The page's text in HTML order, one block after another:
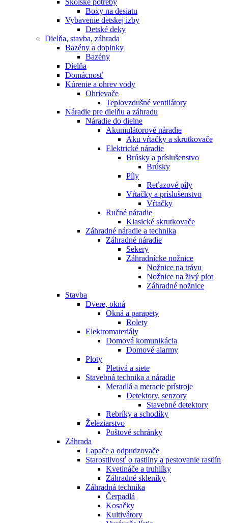
Školské potreby
Boxy na desiatu
Vybavenie detskej izby
Detské deky
Dielňa, stavba, záhrada
Bazény a doplnky
Bazény
Dielňa
Domácnosť
Kúrenie a ohrev vody
Ohrievače
Teplovzdušné ventilátory
Náradie pre dielňu a záhradu
Náradie do dielne
Akumulátorové náradie
Aku vŕtačky a skrutkovače
Elektrické náradie
Brúsky a príslušenstvo
Brúsky
Píly
Reťazové píly
Vŕtačky a príslušenstvo
Vŕtačky
Ručné náradie
Klasické skrutkovače
Záhradné náradie a technika
Záhradné náradie
Sekery
Záhradnícke nožnice
Nožnice na trávu
Nožnice na živý plot
Záhradné nožnice
Stavba
Dvere, okná
Okná a parapety
Rolety
Elektromateriály
Domová komunikácia
Domové alarmy
Ploty
Pletivá a siete
Stavebná technika a náradie
Meradlá a meracie prístroje
Detektory, senzory
Stavebné detektory
Rebríky a schodíky
Železiarstvo
Poštové schránky
Záhrada
Lapače a odpudzovače
Starostlivosť o rastliny a pestovanie rastlín
Kvetináče a truhlíky
Záhradné skleníky
Záhradná technika
Čerpadlá
Kosačky
Kultivátory